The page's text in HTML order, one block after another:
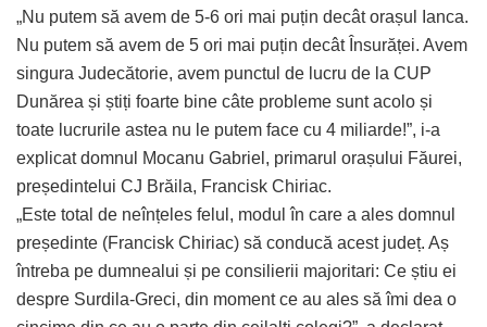
„Nu putem să avem de 5-6 ori mai puțin decât orașul Ianca.
Nu putem să avem de 5 ori mai puțin decât Însurăței. Avem
singura Judecătorie, avem punctul de lucru de la CUP
Dunărea și știți foarte bine câte probleme sunt acolo și
toate lucrurile astea nu le putem face cu 4 miliarde!”, i-a
explicat domnul Mocanu Gabriel, primarul orașului Făurei,
președintelui CJ Brăila, Francisk Chiriac.
„Este total de neînțeles felul, modul în care a ales domnul
președinte (Francisk Chiriac) să conducă acest județ. Aș
întreba pe dumnealui și pe consilierii majoritari: Ce știu ei
despre Surdila-Greci, din moment ce au ales să îmi dea o